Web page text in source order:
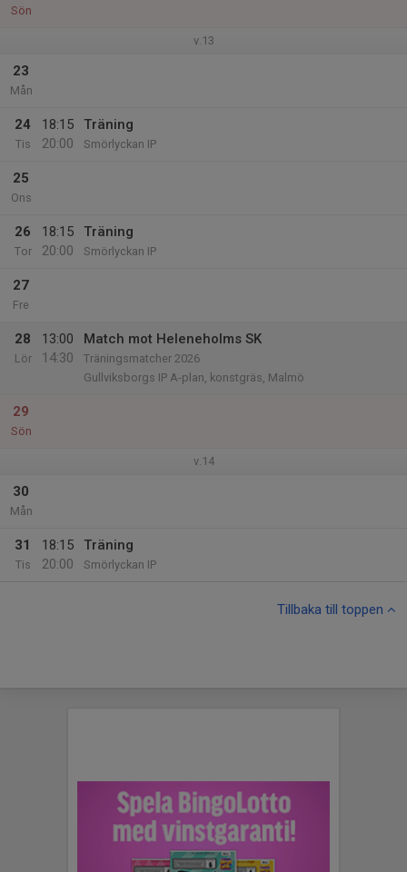
Sön
v.13
23
Mån
24
Tis
18:15
20:00
Träning
Smörlyckan IP
25
Ons
26
Tor
18:15
20:00
Träning
Smörlyckan IP
27
Fre
28
Lör
13:00
14:30
Match mot Heleneholms SK
Träningsmatcher 2026
Gullviksborgs IP A-plan, konstgräs, Malmö
29
Sön
v.14
30
Mån
31
Tis
18:15
20:00
Träning
Smörlyckan IP
Tillbaka till toppen